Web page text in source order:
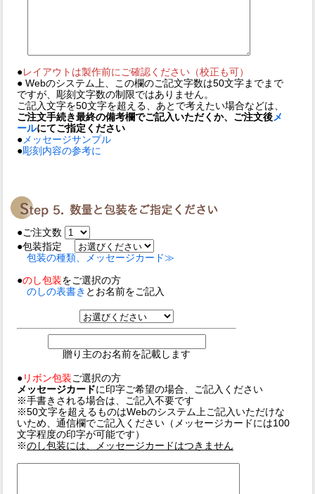
●レイアウトは製作前にご確認ください（校正も可）
● Webのシステム上、この欄のご記文字数は50文字までまで
ですが、彫刻文字数の制限ではありません。
ご記入文字を50文字を超える、あとで考えたい場合などは、
ご注文手続き最終の備考欄でご記入いただくか、ご注文後 メ
ールにてご指定ください
● メッセージサンプル
●彫刻内容の参考に
●ご注文数
●包装指定
包装の種類、メッセージカード≫
●のし包装をご選択の方
のしの表書き とお名前をご記入
贈り主のお名前を記載します
● リボン包装 ご選択の方
メッセージカードに印字ご希望の場合、ご記入ください
※手書きされる場合は、ご記入不要です
※50文字を超えるものはWebのシステム上ご記入いただけな
いため、通信欄でご記入ください（メッセージカードには100
文字程度の印字が可能です）
※のし包装には、メッセージカードはつきません